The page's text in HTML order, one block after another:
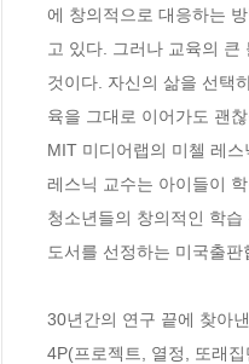
에 창의적으로 대응하는
고 있다. 그러나 교육의
것이다. 자신의 삶을 선택
육을 그대로 이어가도 괜
MIT 미디어랩의 미첼 레
레스닉 교수는 아이들이
청소년들의 창의적인 학
도서를 선정하는 미국출
30년간의 연구 끝에 찾아
4P(프로젝트, 열정, 또래